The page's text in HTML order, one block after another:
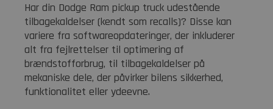
Har din Dodge Ram pickup truck udestående
tilbagekaldelser (kendt som recalls)? Disse kan
variere fra softwareopdateringer, der inkluderer
alt fra fejlrettelser til optimering af
brændstofforbrug, til tilbagekaldelser på
mekaniske dele, der påvirker bilens sikkerhed,
funktionalitet eller ydeevne.